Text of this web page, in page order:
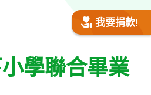
我要捐款!
學聯合畢業